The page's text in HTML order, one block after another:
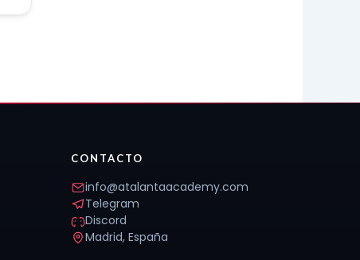
CONTACTO
info@atalantaacademy.com
Telegram
Discord
Madrid, España